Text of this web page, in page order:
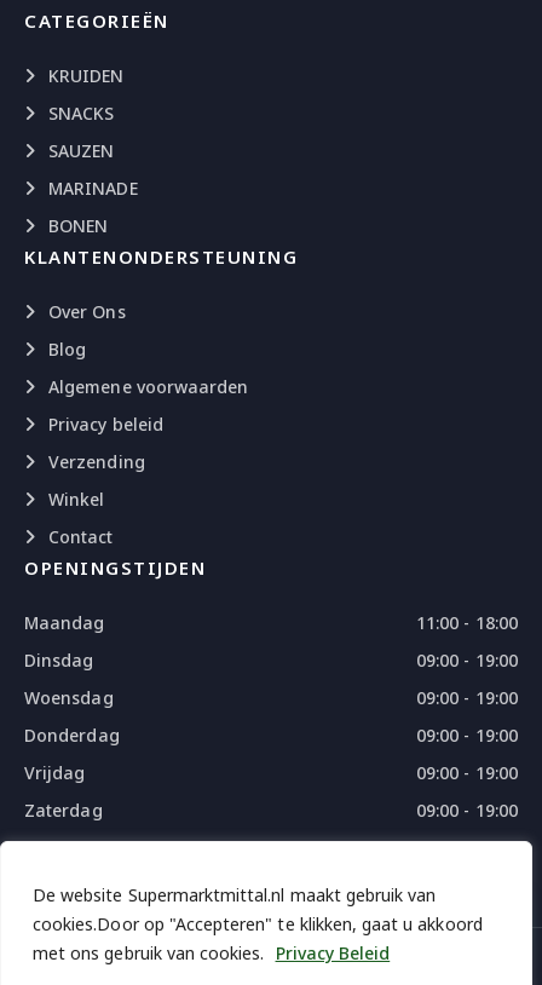
De website Supermarktmittal.nl maakt gebruik van
cookies.Door op "Accepteren" te klikken, gaat u akkoord
met ons gebruik van cookies.
Privacy Beleid
CATEGORIEËN
KRUIDEN
SNACKS
SAUZEN
MARINADE
BONEN
KLANTENONDERSTEUNING
Over Ons
Blog
Algemene voorwaarden
Privacy beleid
Verzending
Winkel
Contact
OPENINGSTIJDEN
Maandag
11:00 - 18:00
Dinsdag
09:00 - 19:00
Woensdag
09:00 - 19:00
Donderdag
09:00 - 19:00
Vrijdag
09:00 - 19:00
Zaterdag
09:00 - 19:00
Zondag
09:00 - 18:00
© 2026 SUPERMARKTMITTAL - ALL RIGHTS RESERVED